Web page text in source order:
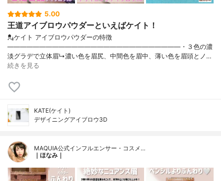
5.00
王道アイブロウパウダーといえばケイト！
💂ケイト アイブロウパウダーの特徴
———————————————————————————・３色の濃
淡グラデで立体眉↳濃い色を眉尻、中間色を眉中、薄い色を眉頭とノ…
続きを見る
KATE(ケイト)
デザイニングアイブロウ3D
MAQUIA公式インフルエンサー・コスメ…
｜ほなみ｜